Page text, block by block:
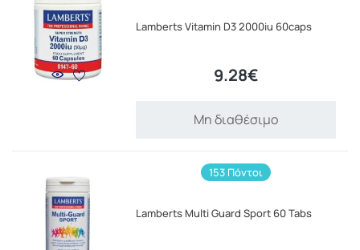
Lamberts Vitamin D3 2000iu 60caps
9.28€
Μη διαθέσιμο
153 Πόντοι
Lamberts Multi Guard Sport 60 Tabs